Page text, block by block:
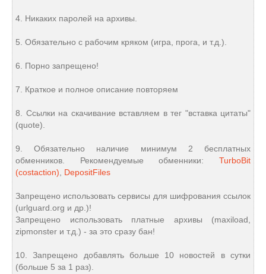
4. Никаких паролей на архивы.
5. Обязательно с рабочим кряком (игра, прога, и т.д.).
6. Порно запрещено!
7. Краткое и полное описание повторяем
8. Ссылки на скачивание вставляем в тег "вставка цитаты"
(quote).
9. Обязательно наличие минимум 2 бесплатных
обменников. Рекомендуемые обменники: TurboBit
(costaction)
DepositFiles
Запрещено использовать сервисы для шифрования ссылок
(urlguard.org и др.)!
Запрещено использовать платные архивы (maxiload,
zipmonster и т.д.) - за это сразу бан!
10. Запрещено добавлять больше 10 новостей в сутки
(больше 5 за 1 раз).